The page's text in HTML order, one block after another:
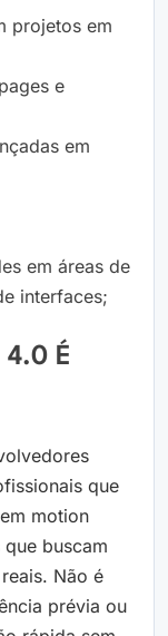
projetos em
e
em
em áreas de
interfaces;
4.0 É
que
motion
buscam
Não é
prévia ou